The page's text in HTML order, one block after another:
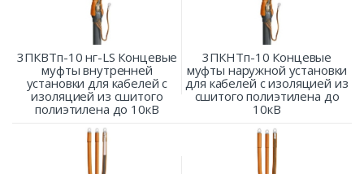
3ПКВТп-10 нг-LS Концевые
муфты внутренней
установки для кабелей с
изоляцией из сшитого
полиэтилена до 10кВ
3ПКНТп-10 Концевые
муфты наружной установки
для кабелей с изоляцией из
сшитого полиэтилена до
10кВ